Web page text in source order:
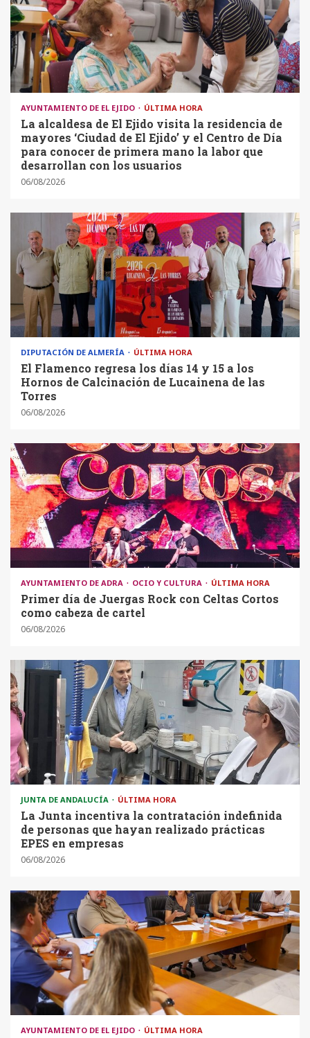
AYUNTAMIENTO DE EL EJIDO ÚLTIMA HORA
La alcaldesa de El Ejido visita la residencia de
mayores ‘Ciudad de El Ejido’ y el Centro de Día
para conocer de primera mano la labor que
desarrollan con los usuarios
06/08/2026
DIPUTACIÓN DE ALMERÍA ÚLTIMA HORA
El Flamenco regresa los días 14 y 15 a los
Hornos de Calcinación de Lucainena de las
Torres
06/08/2026
AYUNTAMIENTO DE ADRA OCIO Y CULTURA ÚLTIMA HORA
Primer día de Juergas Rock con Celtas Cortos
como cabeza de cartel
06/08/2026
JUNTA DE ANDALUCÍA ÚLTIMA HORA
La Junta incentiva la contratación indefinida
de personas que hayan realizado prácticas
EPES en empresas
06/08/2026
AYUNTAMIENTO DE EL EJIDO ÚLTIMA HORA